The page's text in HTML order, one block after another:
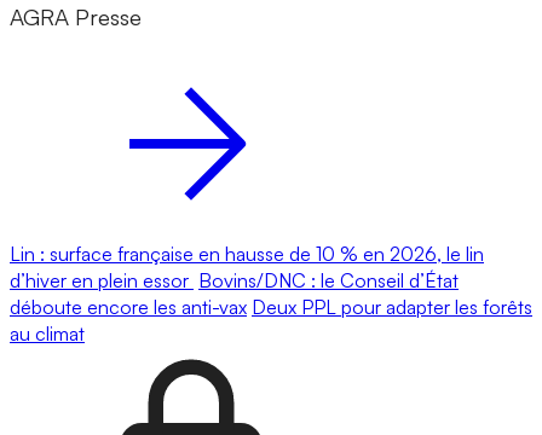
AGRA Presse
Lin : surface française en hausse de 10 % en 2026, le lin
d’hiver en plein essor Bovins/DNC : le Conseil d’État
déboute encore les anti-vax Deux PPL pour adapter les forêts
au climat